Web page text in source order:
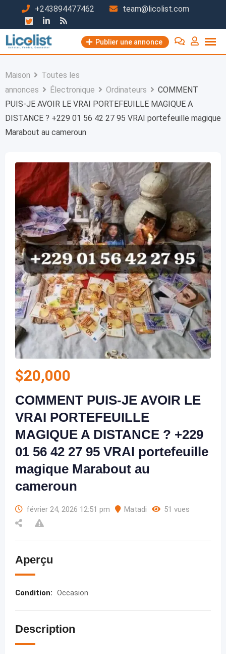
contenu
+243894477462 team@licolist.com
Publier une annonce
Maison
Toutes les
annonces
Électronique Ordinateurs
COMMENT
PUIS-JE AVOIR LE VRAI PORTEFEUILLE MAGIQUE A
DISTANCE ? +229 01 56 42 27 95 VRAI portefeuille magique
Marabout au cameroun
$20,000
COMMENT PUIS-JE AVOIR LE
VRAI PORTEFEUILLE
MAGIQUE A DISTANCE ? +229
01 56 42 27 95 VRAI portefeuille
magique Marabout au
cameroun
février 24, 2026 12:51 pm Matadi 51 vues
Aperçu
Condition: Occasion
Description